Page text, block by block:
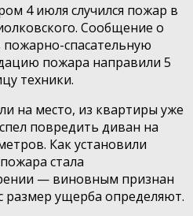
4 июля случился пожар в
Сообщение о
пожарно-спасательную
пожара направили 5
техники.
на место, из квартиры уже
повредить диван на
Как установили
стала
— виновным признан
размер ущерба определяют.